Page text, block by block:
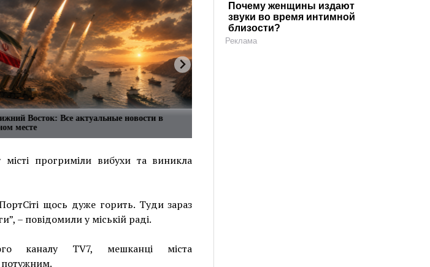
Восток: Все актуальные новости в
месте
прогриміли вибухи та виникла
щось дуже горить. Туди зараз
– повідомили у міській раді.
каналу TV7, мешканці міста
Почему женщины издают
звуки во время интимной
близости?
Реклама